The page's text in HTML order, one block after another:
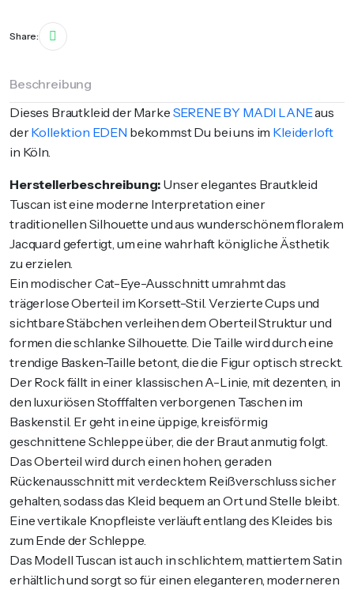
Share:
Beschreibung
Dieses Brautkleid der Marke SERENE BY MADI LANEaus
derKollektion EDEN bekommst Du bei uns im Kleiderloft
in Köln.
Herstellerbeschreibung: Unser elegantes Brautkleid
Tuscan ist eine moderne Interpretation einer
traditionellen Silhouette und aus wunderschönem floralem
Jacquard gefertigt, um eine wahrhaft königliche Ästhetik
zu erzielen.
Ein modischer Cat-Eye-Ausschnitt umrahmt das
trägerlose Oberteil im Korsett-Stil. Verzierte Cups und
sichtbare Stäbchen verleihen dem Oberteil Struktur und
formen die schlanke Silhouette. Die Taille wird durch eine
trendige Basken-Taille betont, die die Figur optisch streckt.
Der Rock fällt in einer klassischen A-Linie, mit dezenten, in
den luxuriösen Stofffalten verborgenen Taschen im
Baskenstil. Er geht in eine üppige, kreisförmig
geschnittene Schleppe über, die der Braut anmutig folgt.
Das Oberteil wird durch einen hohen, geraden
Rückenausschnitt mit verdecktem Reißverschluss sicher
gehalten, sodass das Kleid bequem an Ort und Stelle bleibt.
Eine vertikale Knopfleiste verläuft entlang des Kleides bis
zum Ende der Schleppe.
Das Modell Tuscan ist auch in schlichtem, mattiertem Satin
erhältlich und sorgt so für einen eleganteren, moderneren